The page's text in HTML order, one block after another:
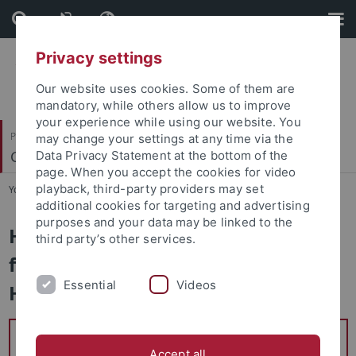
Skip
to
content
Skip
to
footer
Philosophische Fakultät
Geschichtsdidaktik und Public History
You are here: Startseite ... Institut
Herzlich Willkommen am Institut
für Geschichtsdidaktik und Public
History
Stellungnahme der Konferenz für
Privacy settings
Our website uses cookies. Some of them are
mandatory, while others allow us to improve
your experience while using our website. You
may change your settings at any time via the
Data Privacy Statement at the bottom of the
page. When you accept the cookies for video
playback, third-party providers may set
additional cookies for targeting and advertising
purposes and your data may be linked to the
third party’s other services.
Essential Videos